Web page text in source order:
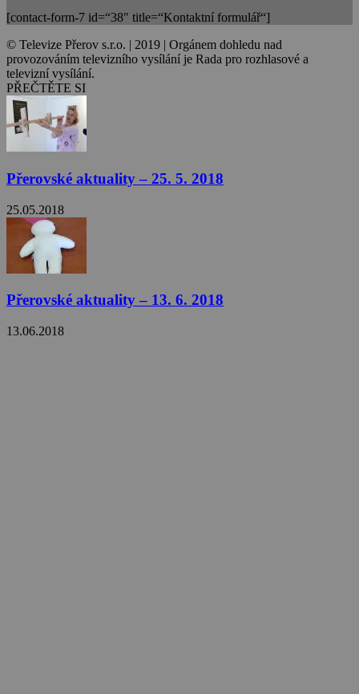
[contact-form-7 id=“38″ title=“Kontaktní formulář“]
© Televize Přerov s.r.o. | 2019 | Orgánem dohledu nad
provozováním televizního vysílání je Rada pro rozhlasové a
televizní vysílání.
PŘEČTĚTE SI
Přerovské aktuality – 25. 5. 2018
25.05.2018
Přerovské aktuality – 13. 6. 2018
13.06.2018